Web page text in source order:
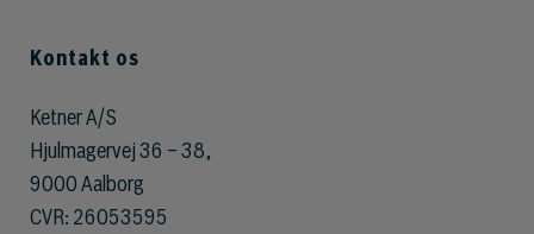
Kontakt os
Ketner A/S
Hjulmagervej 36 – 38,
9000 Aalborg
CVR: 26053595